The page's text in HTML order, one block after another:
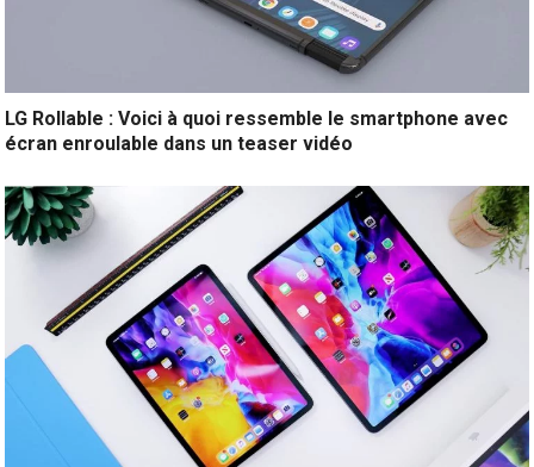
LG Rollable : Voici à quoi ressemble le smartphone avec
écran enroulable dans un teaser vidéo